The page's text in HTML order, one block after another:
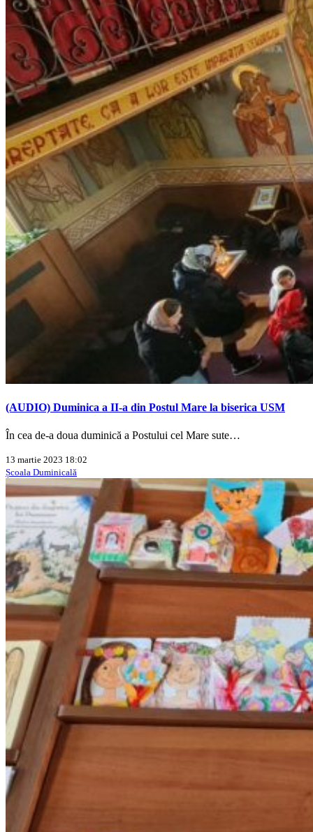
(AUDIO) Duminica a II-a din Postul Mare la biserica USM
În cea de-a doua duminică a Postului cel Mare sute…
13 martie 2023 18:02
Școala Duminicală